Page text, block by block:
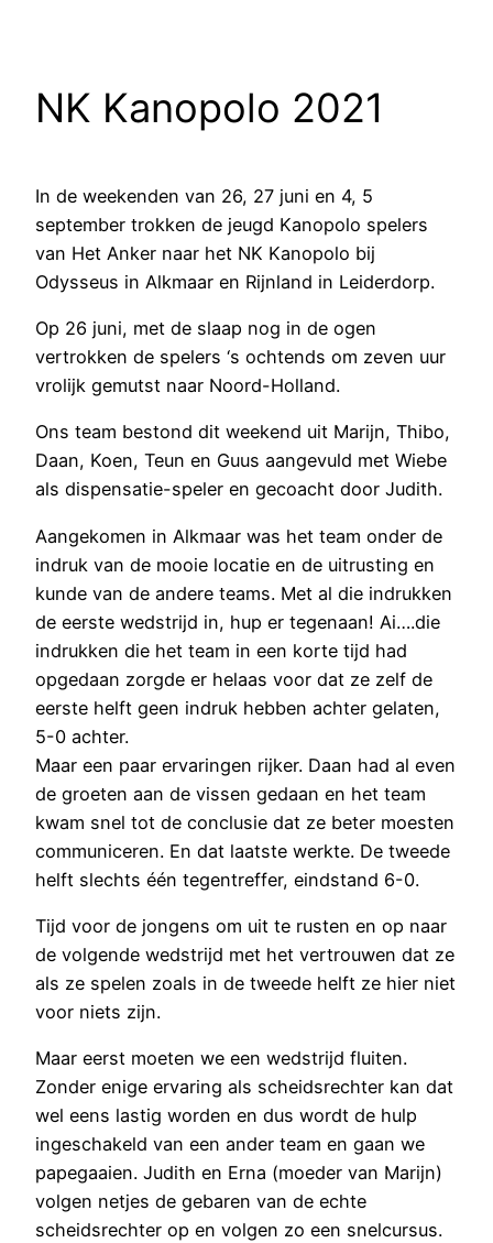
NK Kanopolo 2021
In de weekenden van 26, 27 juni en 4, 5
september trokken de jeugd Kanopolo spelers
van Het Anker naar het NK Kanopolo bij
Odysseus in Alkmaar en Rijnland in Leiderdorp.
Op 26 juni, met de slaap nog in de ogen
vertrokken de spelers ‘s ochtends om zeven uur
vrolijk gemutst naar Noord-Holland.
Ons team bestond dit weekend uit Marijn, Thibo,
Daan, Koen, Teun en Guus aangevuld met Wiebe
als dispensatie-speler en gecoacht door Judith.
Aangekomen in Alkmaar was het team onder de
indruk van de mooie locatie en de uitrusting en
kunde van de andere teams. Met al die indrukken
de eerste wedstrijd in, hup er tegenaan! Ai….die
indrukken die het team in een korte tijd had
opgedaan zorgde er helaas voor dat ze zelf de
eerste helft geen indruk hebben achter gelaten,
5-0 achter.
Maar een paar ervaringen rijker. Daan had al even
de groeten aan de vissen gedaan en het team
kwam snel tot de conclusie dat ze beter moesten
communiceren. En dat laatste werkte. De tweede
helft slechts één tegentreffer, eindstand 6-0.
Tijd voor de jongens om uit te rusten en op naar
de volgende wedstrijd met het vertrouwen dat ze
als ze spelen zoals in de tweede helft ze hier niet
voor niets zijn.
Maar eerst moeten we een wedstrijd fluiten.
Zonder enige ervaring als scheidsrechter kan dat
wel eens lastig worden en dus wordt de hulp
ingeschakeld van een ander team en gaan we
papegaaien. Judith en Erna (moeder van Marijn)
volgen netjes de gebaren van de echte
scheidsrechter op en volgen zo een snelcursus.